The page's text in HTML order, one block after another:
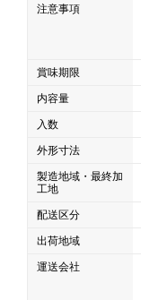
注意事項
賞味期限
内容量
入数
外形寸法
製造地域・最終加
工地
配送区分
出荷地域
運送会社